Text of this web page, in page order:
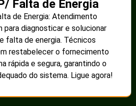
Falta de Energia
de Energia: Atendimento
para diagnosticar e solucionar
falta de energia. Técnicos
restabelecer o fornecimento
rápida e segura, garantindo o
do sistema. Ligue agora!